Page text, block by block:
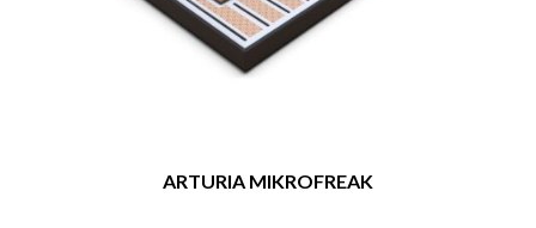
ARTURIA MIKROFREAK